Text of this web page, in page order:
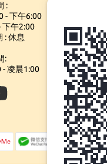
:
- 下午6:00
下午2:00
: 休息
:
- 凌晨1:00